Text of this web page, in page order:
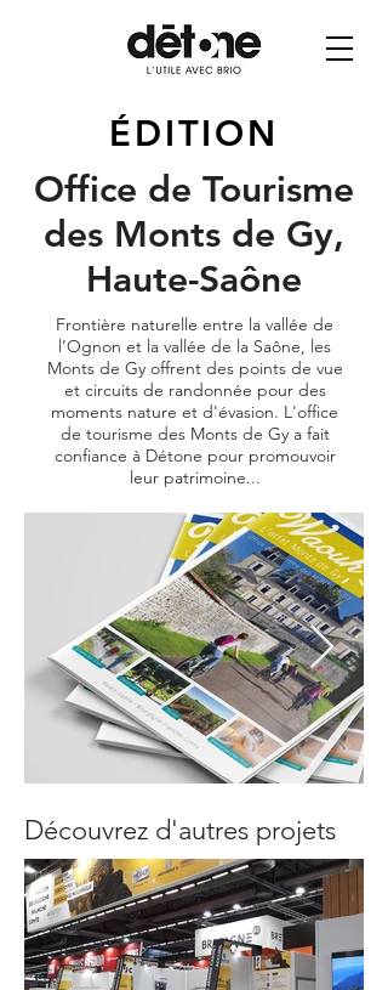
ÉDITION
Office de Tourisme
des Monts de Gy,
Haute-Saône
Frontière naturelle entre la vallée de
l’Ognon et la vallée de la Saône, les
Monts de Gy offrent des points de vue
et circuits de randonnée pour des
moments nature et d'évasion. L'office
de tourisme des Monts de Gy a fait
confiance à Détone pour promouvoir
leur patrimoine...
Découvrez d'autres projets